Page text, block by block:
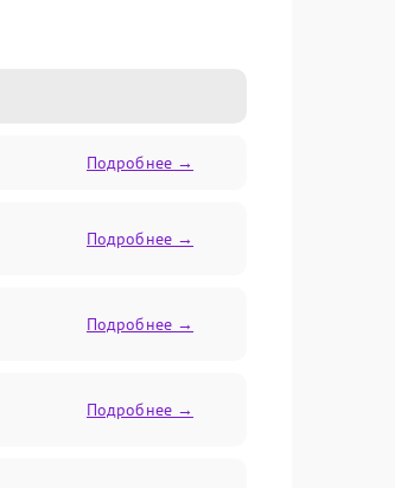
Подробнее →
Подробнее →
Подробнее →
Подробнее →